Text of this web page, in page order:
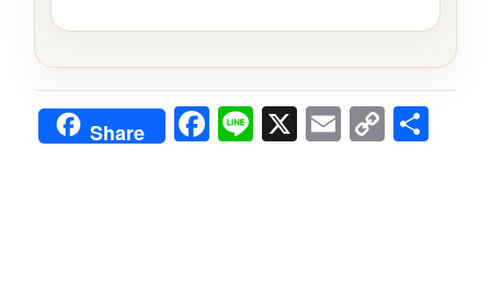
Share F Li X E C